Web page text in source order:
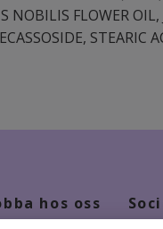
FLOWER OIL,
STEARIC
hos oss